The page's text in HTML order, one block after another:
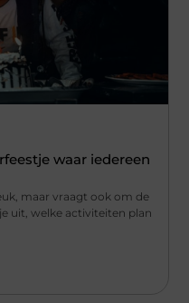
waar iedereen
maar vraagt ook om de
uit, welke activiteiten plan